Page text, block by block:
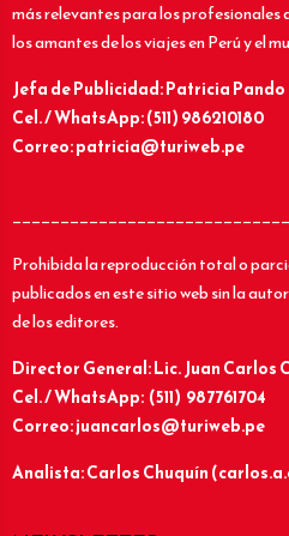
más relevantes para los profesionales
los amantes de los viajes en Perú y el
Jefa de Publicidad: Patricia Pando
Cel. / WhatsApp: (511) 986210180
Correo: patricia@turiweb.pe
Prohibida la reproducción total o
publicados en este sitio web sin la
de los editores.
Director General: Lic.Juan Carlos
Cel. / WhatsApp: (511) 987761704
Correo: juancarlos@turiweb.pe
Analista: Carlos Chuquín